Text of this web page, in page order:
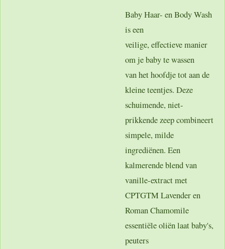
Baby Haar- en Body Wash
is een
veilige, effectieve manier
om je baby te wassen
van het hoofdje tot aan de
kleine teentjes. Deze
schuimende, niet-
prikkende zeep combineert
simpele, milde
ingrediënen. Een
kalmerende blend van
vanille-extract met
CPTGTM Lavender en
Roman Chamomile
essentiële oliën laat baby's,
peuters